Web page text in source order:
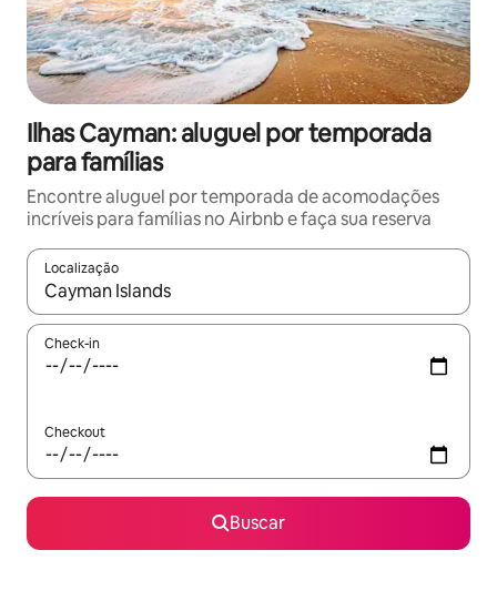
Ilhas Cayman: aluguel por temporada
para famílias
Encontre aluguel por temporada de acomodações
incríveis para famílias no Airbnb e faça sua reserva
Localização
Quando os resultados estiverem disponíveis, explore-os
Check-in
Checkout
Buscar